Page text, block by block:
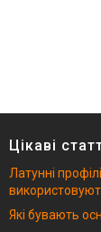
Цікаві
Латунні
Які бувають